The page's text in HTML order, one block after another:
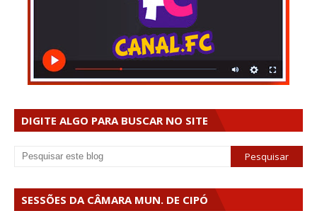
DIGITE ALGO PARA BUSCAR NO SITE
SESSÕES DA CÂMARA MUN. DE CIPÓ